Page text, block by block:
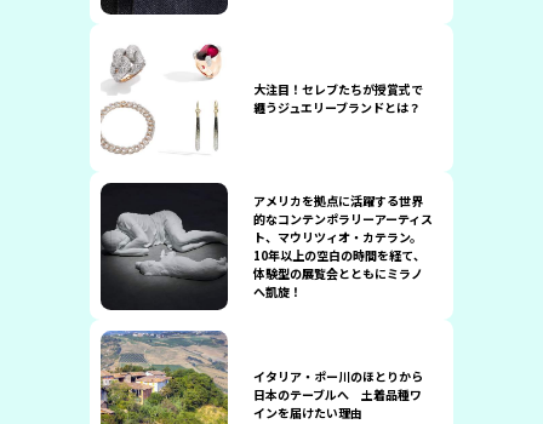
大注目！セレブたちが授賞式で
纏うジュエリーブランドとは？
アメリカを拠点に活躍する世界
的なコンテンポラリーアーティス
ト、マウリツィオ・カテラン。
10年以上の空白の時間を経て、
体験型の展覧会とともにミラノ
へ凱旋！
イタリア・ポー川のほとりから
日本のテーブルへ 土着品種ワ
インを届けたい理由